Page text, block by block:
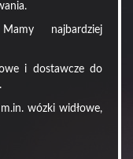
najbardziej
i dostawcze do
wózki widłowe,